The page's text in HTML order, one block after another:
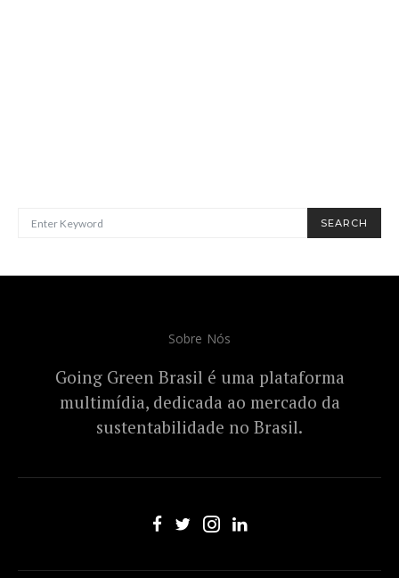
SEARCH
Sobre Nós
Going Green Brasil é uma plataforma
multimídia, dedicada ao mercado da
sustentabilidade no Brasil.